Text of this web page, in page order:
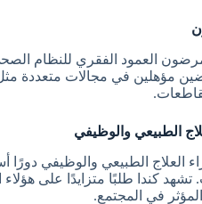
العمود الفقري للنظام
مؤهلين في مجالات متعددة
الطبيعي والوظيفي
العلاج الطبيعي والوظيفي
تشهد كندا طلبًا متزايدًا على
المؤثر في المجتمع.